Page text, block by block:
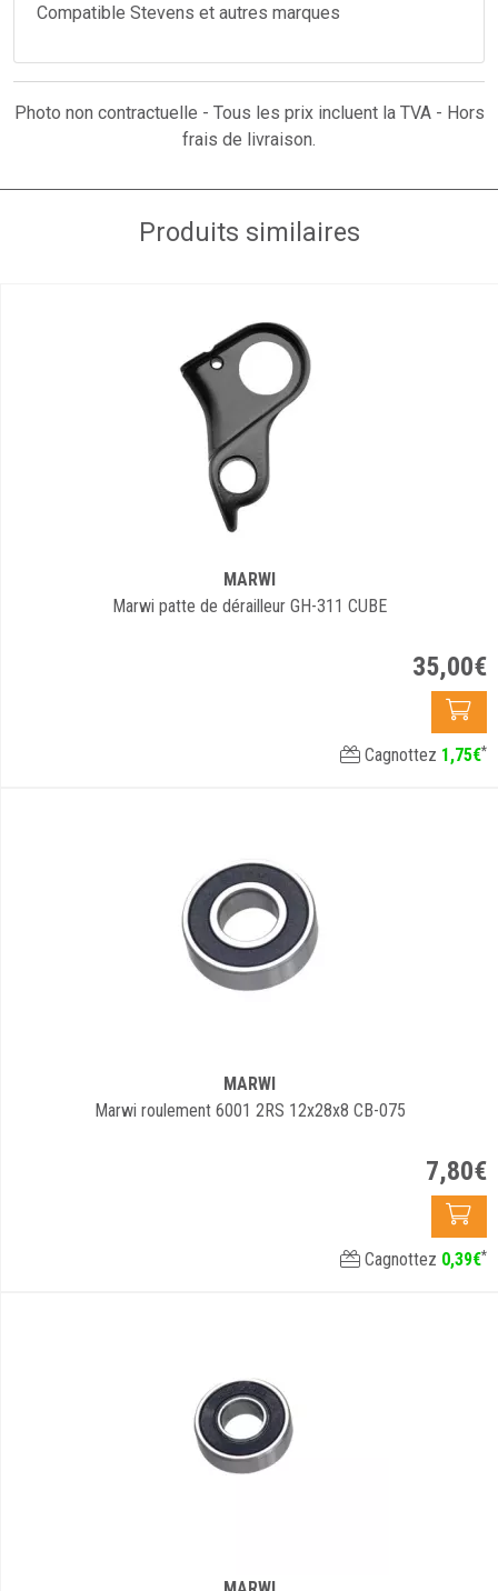
Compatible Stevens et autres marques
Photo non contractuelle - Tous les prix incluent la TVA - Hors
frais de livraison.
Produits similaires
MARWI
Marwi patte de dérailleur GH-311 CUBE
35,00€
Cagnottez 1,75€*
MARWI
Marwi roulement 6001 2RS 12x28x8 CB-075
7,80€
Cagnottez 0,39€*